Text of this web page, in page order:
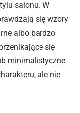
salonu. W
się wzory
albo bardzo
się
minimalistyczne
ale nie